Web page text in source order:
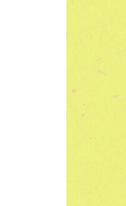
오빠가 『맨스
소설가로서의
말을 줄여야
독자들이 궁
모든 것을 초
네 자신의 감
네 지력은 대